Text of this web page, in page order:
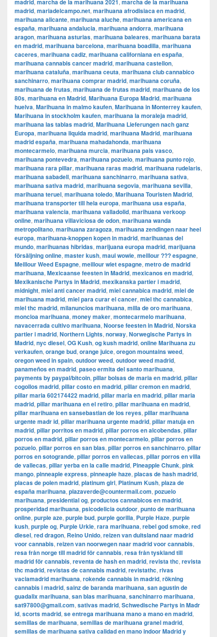
madrid, marcha de la marihuana 2021, marcha de la marihuana
madrid, mariadelcampo.net, marihuana afrodisiaca en madrid,
marihuana alicante, marihuana aluche, marihuana americana en
españa, marihuana andalucia, marihuana andorra, marihuana
aragon, marihuana asturias, marihuana baleares, marihuana barata
en madrid, marihuana barcelona, marihuana boadilla, marihuana
caceres, marihuana cadiz, marihuana californiana en españa,
marihuana cannabis cancer madrid, marihuana castellon,
marihuana cataluña, marihuana ceuta, marihuana club cannabico
sanchinarro, marihuana comprar madrid, marihuana coruña,
marihuana de frutas, marihuana de frutas madrid, marihuana de los
80s, marihuana en Madrid, Marihuana Europa Madrid, marihuana
huelva, Marihuana in malmo kaufen, Marihuana in Monterrey kaufen,
Marihuana in stockholm kaufen, marihuana la moraleja madrid,
marihuana las tablas madrid, Marihuana Lieferungen nach ganz
Europa, marihuana liquida madrid, marihuana Madrid, marihuana
madrid españa, marihuana mahadahonda, marihuana
montecarmelo, marihuana murcia, marihuana pais vasco,
marihuana pontevedra, marihuana pozuelo, marihuana punto rojo,
marihuana rara pillar, marihuana raras madrid, marihuana rudelaris,
marihuana sabadell, marihuana sanchinarro, marihuana sativa,
marihuana sativa madrid, marihuana segovia, marihuana sevilla,
marihuana teruel, marihuana toledo, Marihuana Touristen Madrid,
marihuana transporter till hela europa, marihuana usa españa,
marihuana valencia, marihuana valladolid, marihuana verkoop
online, marihuana villaviciosa de odon, marihuana wanda
metropolitano, marihuana zaragoza, marihuana zendingen naar heel
europa, marihuana-knoppen kopen in madrid, marihuanas del
mundo, marihuanas hibridas, marijuana europa madrid, marijuana
försäljning online, master kush, maui wowie, meillour ??? espagne,
Meillour Weed Espagne, meillour wiet espagne, metro de madrid
marihuana, Mexicaanse feesten in Madrid, mexicanos en madrid,
Mexikanische Partys in Madrid, mexikanska partier i madrid,
midnight, miel anti cancer madrid, miel cannabica madrid, miel de
marihuana madrid, miel para curar el cancer, miel thc cannabica,
miel thc madrid, milanuncios marihuana, milla de oro marihuana,
moncloa marihuana, money maker, montecarmelo marihuana,
navacerrada cultivo marihuana, Noorse feesten in Madrid, Norska
partier i madrid, Northern Lights, norway, Norwegische Partys in
Madrid, nyc diesel, OG Kush, og kush madrid, online Marihuana zu
verkaufen, orange bud, orange juice, oregon mountains weed,
oregon weed in spain, outdoor weed, outdoor weed madrid,
panameños en madrid, paseo ermita del santo marihuana,
payments by paypal/bitcoin, pillar bolsas de maria en madrid, pillar
cogollos madrid, pillar costo en madrid, pillar cremon en madrid,
pillar maria 602174422 madrid, pillar maria en madrid, pillar maria
madrid, pillar marihuana en el retiro, pillar marihuana en madrid,
pillar marihuana en sansebastian de los reyes, pillar marihuana
urgente madr id, pillar marihuana urgente madrid, pillar matuja en
madrid, pillar porritos en madrid, pillar porros en alcobendas, pillar
porros en madrid, pillar porros en montecarmelo, pillar porros en
pozuelo, pillar porros en san blas, pillar porros en sanchinarro, pillar
porros en sotogrande, pillar porros en vallecas, pillar porros en villa
de vallecas, pillar yerba en la calle madrid, Pineapple Chunk, pink
mango, pinneaple express, pinneaple haze, placas de hash madrid,
placas de polen madrid, platinum girl, Platinum Kush, plaza de
españa marihuana, plazaverde@countermail.com, pozuelo
marihuana, presidential og, productos cannabicos en madrid,
prosperidad marihuana, psicodelicia outdoor, punto de marihuana
online, purple aze, purple bud, purple gorilla, Purple Haze, purple
kush, purple og, Purple Urkle, rara marihuana, rebel god smoke, red
diesel, red dragon, Reino Unido, reizen van duitsland naar madrid
voor cannabis, reizen van noorwegen naar madrid voor cannabis,
resa från norge till madrid för cannabis, resa från tyskland till
madrid för cannabis, reventa de hash en madrid, revista thc, revista
thc madrid, revistas de cannabis madrid, revistathc, rivas
vaciamadrid marihuana, rokende cannabis in madrid, rökning
cannabis i madrid, sainz de baranda marihuana, san agustin de
guadalix marihuana, san blas marihuana, sanchinarro marihuana,
sat97800@gmail.com, sativas madrid, Schwedische Partys in Madr
id, scorts madrid, se entrega marihuana mano a mano en madrid,
semillas de marihuana, semillas de marihuana granel madrid,
semillas de marihuana sativa calidad en mano indoor Madrid y